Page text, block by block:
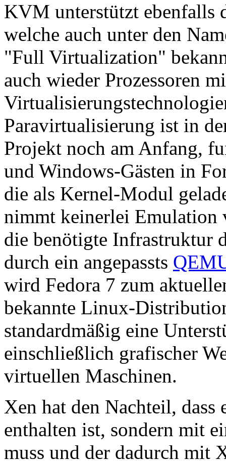
KVM unterstützt ebenfalls
welche auch unter den
"Full Virtualization"
auch wieder Prozessoren
Paravirtualisierung ist in
Projekt noch am Anfang,
und Windows-Gästen in
die als Kernel-Modul
nimmt keinerlei Emulation
die benötigte Infrastruktur
durch ein angepassts
wird Fedora 7 zum
bekannte Linux-
standardmäßig eine
einschließlich grafischer
virtuellen Maschinen.
Xen hat den Nachteil,
enthalten ist, sondern mit
muss und der dadurch mit